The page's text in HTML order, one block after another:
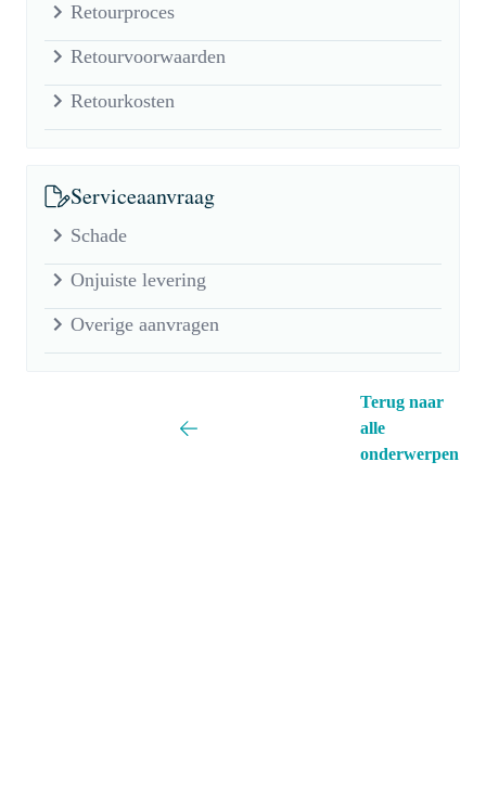
Retourproces
Retourvoorwaarden
Retourkosten
Serviceaanvraag
Schade
Onjuiste levering
Overige aanvragen
Terug naar
alle
onderwerpen